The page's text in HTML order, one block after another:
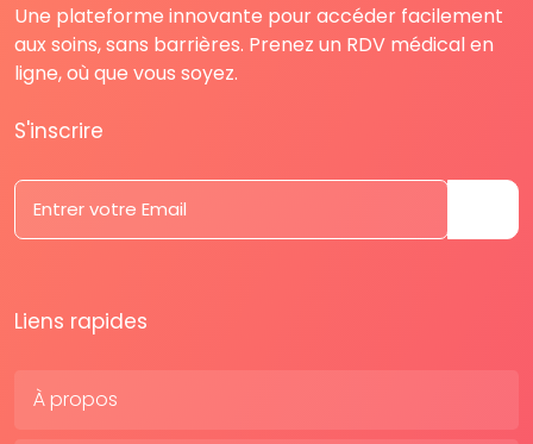
Une plateforme innovante pour accéder facilement
aux soins, sans barrières. Prenez un RDV médical en
ligne, où que vous soyez.
S'inscrire
Liens rapides
À propos